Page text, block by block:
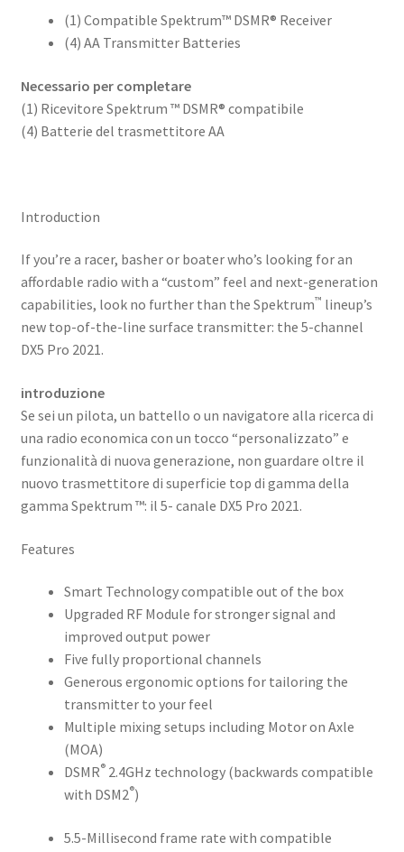
(1) Compatible Spektrum™ DSMR® Receiver
(4) AA Transmitter Batteries
Necessario per completare
(1) Ricevitore Spektrum ™ DSMR® compatibile
(4) Batterie del trasmettitore AA
Introduction
If you’re a racer, basher or boater who’s looking for an
affordable radio with a “custom” feel and next-generation
capabilities, look no further than the Spektrum™ lineup’s
new top-of-the-line surface transmitter: the 5-channel
DX5 Pro 2021.
introduzione
Se sei un pilota, un battello o un navigatore alla ricerca di
una radio economica con un tocco “personalizzato” e
funzionalità di nuova generazione, non guardare oltre il
nuovo trasmettitore di superficie top di gamma della
gamma Spektrum ™: il 5- canale DX5 Pro 2021.
Features
Smart Technology compatible out of the box
Upgraded RF Module for stronger signal and
improved output power
Five fully proportional channels
Generous ergonomic options for tailoring the
transmitter to your feel
Multiple mixing setups including Motor on Axle
(MOA)
DSMR®2.4GHz technology (backwards compatible
with DSM2®)
5.5-Millisecond frame rate with compatible